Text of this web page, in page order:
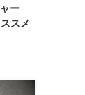
ー
スメ